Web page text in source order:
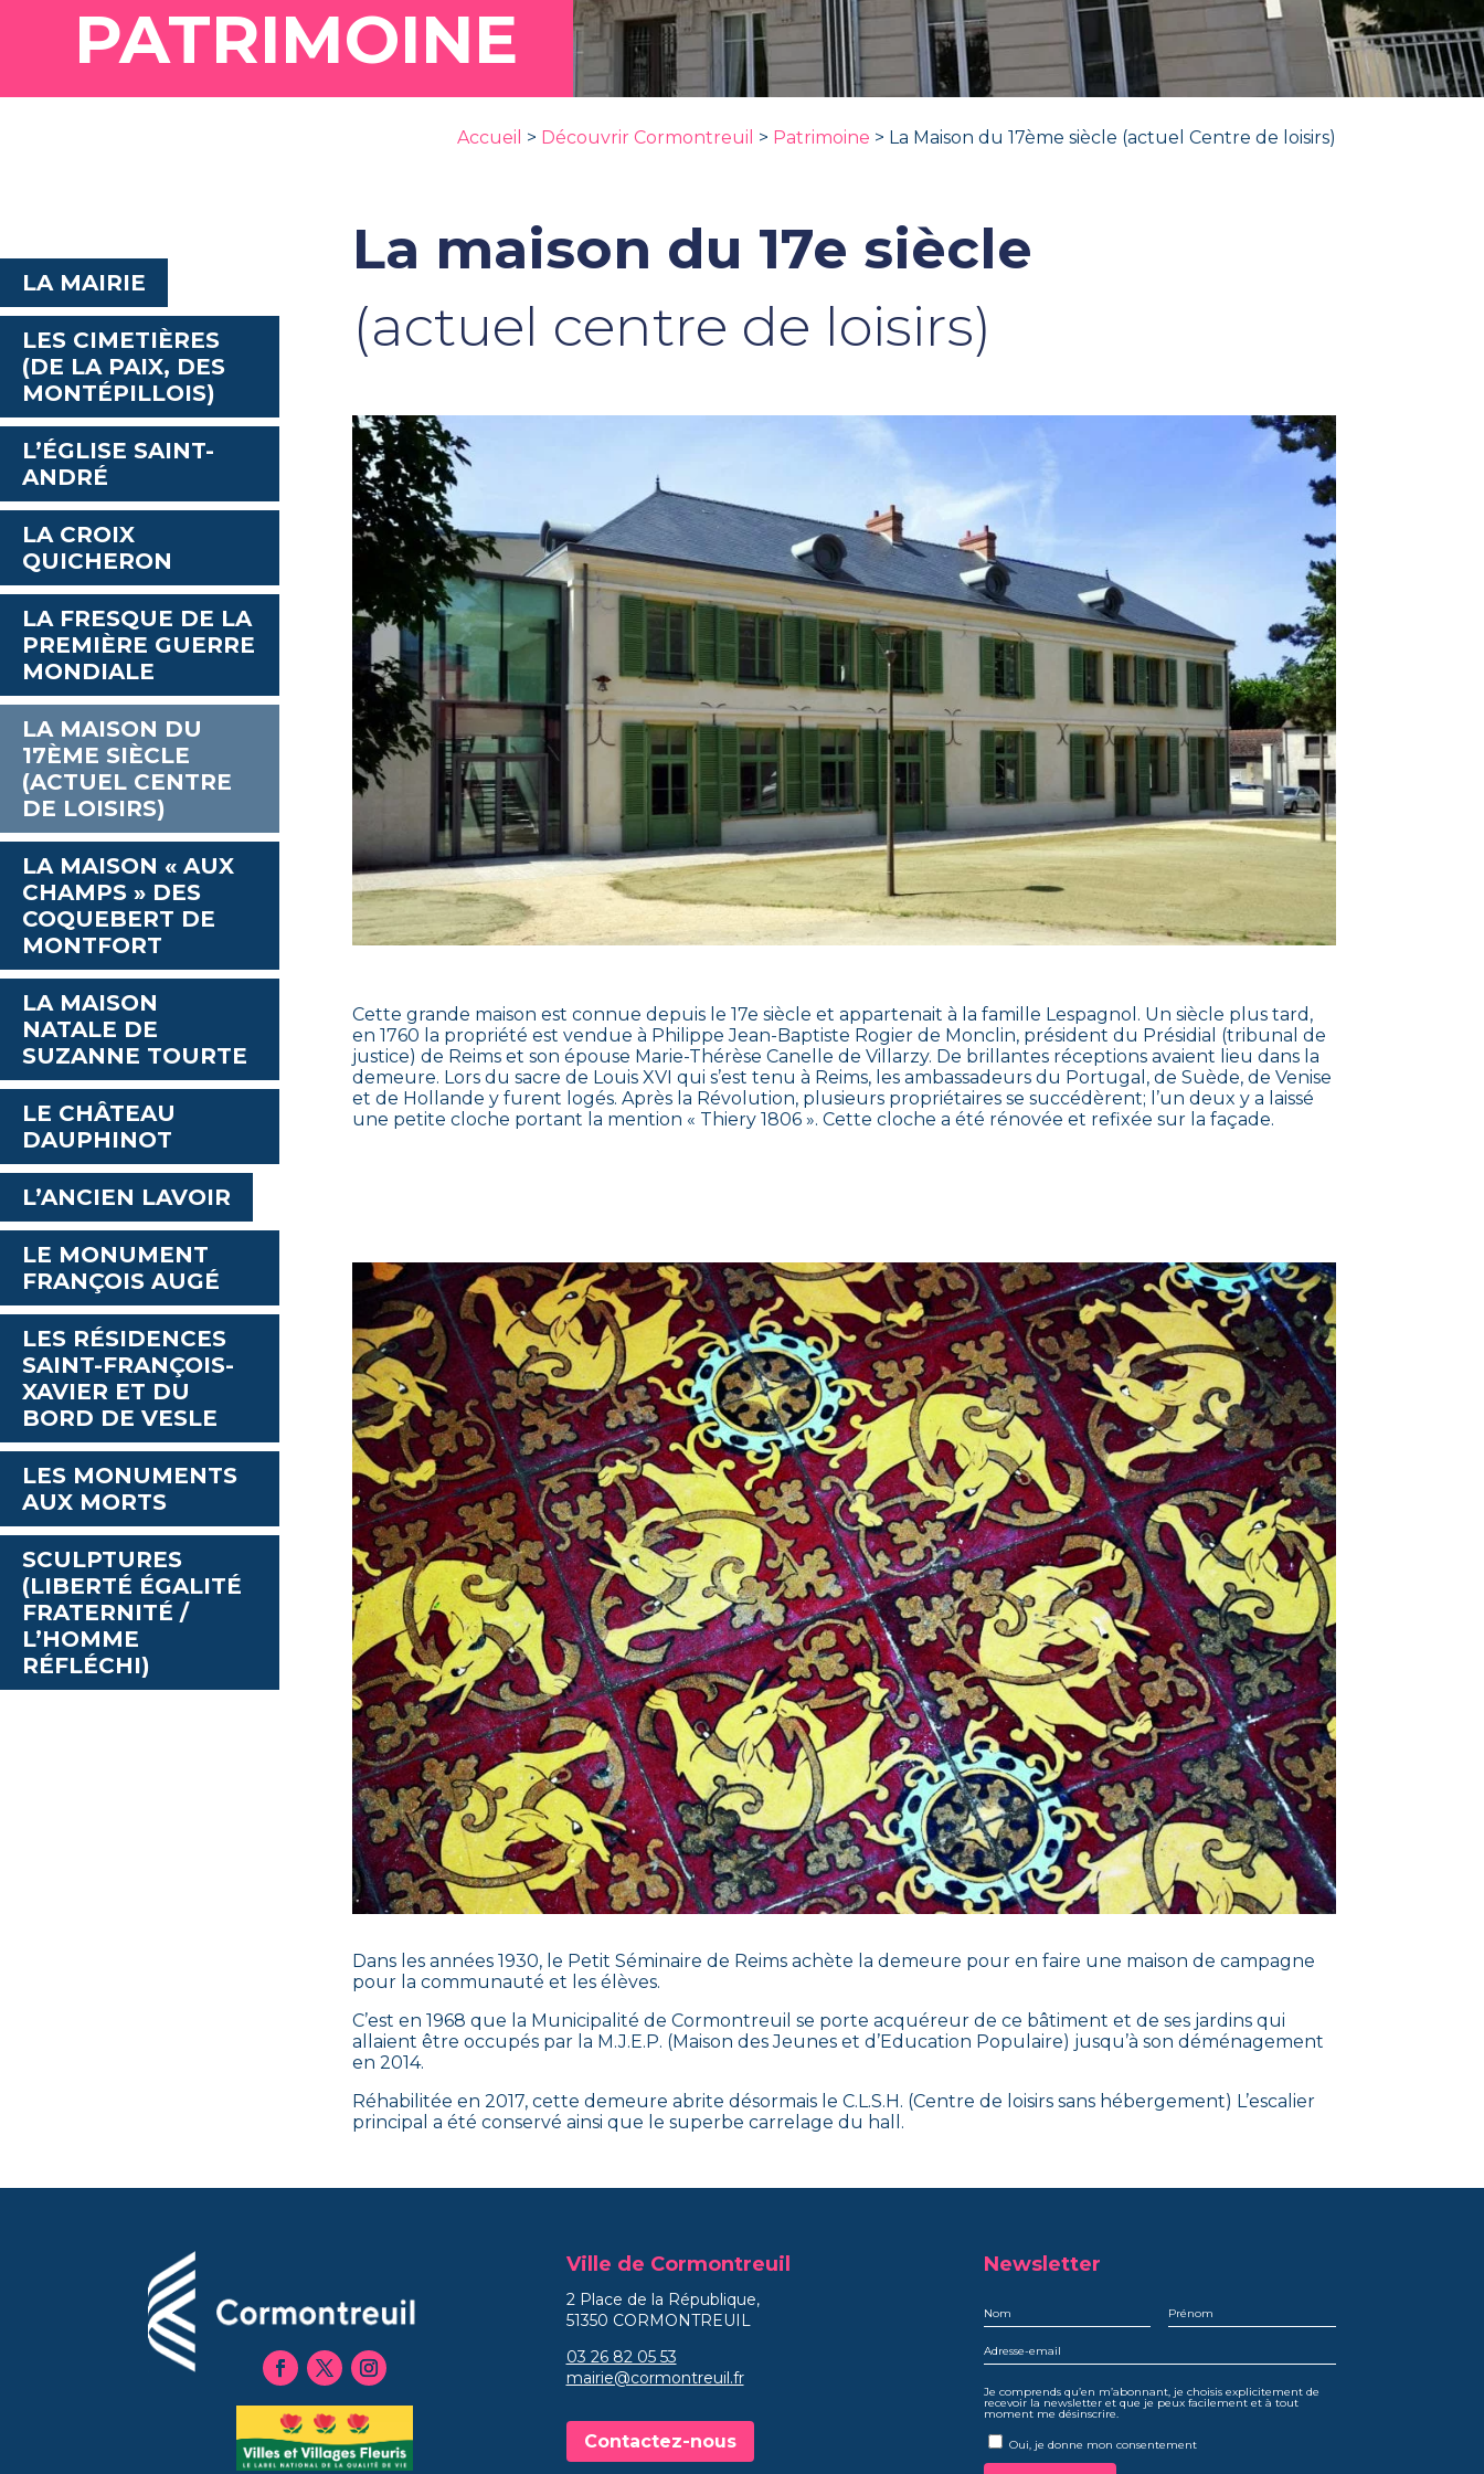
PATRIMOINE
Accueil > Découvrir Cormontreuil > Patrimoine > La Maison du 17ème siècle (actuel Centre de loisirs)
LA MAIRIE
LES CIMETIÈRES
(DE LA PAIX, DES
MONTÉPILLOIS)
L’ÉGLISE SAINT-
ANDRÉ
LA CROIX
QUICHERON
LA FRESQUE DE LA
PREMIÈRE GUERRE
MONDIALE
LA MAISON DU
17ÈME SIÈCLE
(ACTUEL CENTRE
DE LOISIRS)
LA MAISON « AUX
CHAMPS » DES
COQUEBERT DE
MONTFORT
LA MAISON
NATALE DE
SUZANNE TOURTE
LE CHÂTEAU
DAUPHINOT
L’ANCIEN LAVOIR
LE MONUMENT
FRANÇOIS AUGÉ
LES RÉSIDENCES
SAINT-FRANÇOIS-
XAVIER ET DU
BORD DE VESLE
LES MONUMENTS
AUX MORTS
SCULPTURES
(LIBERTÉ ÉGALITÉ
FRATERNITÉ /
L’HOMME
RÉFLÉCHI)
La maison du 17e siècle
(actuel centre de loisirs)
Cette grande maison est connue depuis le 17e siècle et appartenait à la famille Lespagnol. Un siècle plus tard,
en 1760 la propriété est vendue à Philippe Jean-Baptiste Rogier de Monclin, président du Présidial (tribunal de
justice) de Reims et son épouse Marie-Thérèse Canelle de Villarzy. De brillantes réceptions avaient lieu dans la
demeure. Lors du sacre de Louis XVI qui s’est tenu à Reims, les ambassadeurs du Portugal, de Suède, de Venise
et de Hollande y furent logés. Après la Révolution, plusieurs propriétaires se succédèrent; l’un deux y a laissé
une petite cloche portant la mention « Thiery 1806 ». Cette cloche a été rénovée et refixée sur la façade.
Dans les années 1930, le Petit Séminaire de Reims achète la demeure pour en faire une maison de campagne
pour la communauté et les élèves.
C’est en 1968 que la Municipalité de Cormontreuil se porte acquéreur de ce bâtiment et de ses jardins qui
allaient être occupés par la M.J.E.P. (Maison des Jeunes et d’Education Populaire) jusqu’à son déménagement
en 2014.
Réhabilitée en 2017, cette demeure abrite désormais le C.L.S.H. (Centre de loisirs sans hébergement) L’escalier
principal a été conservé ainsi que le superbe carrelage du hall.
Ville de Cormontreuil
2 Place de la République,
51350 CORMONTREUIL
03 26 82 05 53
mairie@cormontreuil.fr
Contactez-nous
Newsletter
Je comprends qu’en m’abonnant, je choisis explicitement de
recevoir la newsletter et que je peux facilement et à tout
moment me désinscrire.
Oui, je donne mon consentement